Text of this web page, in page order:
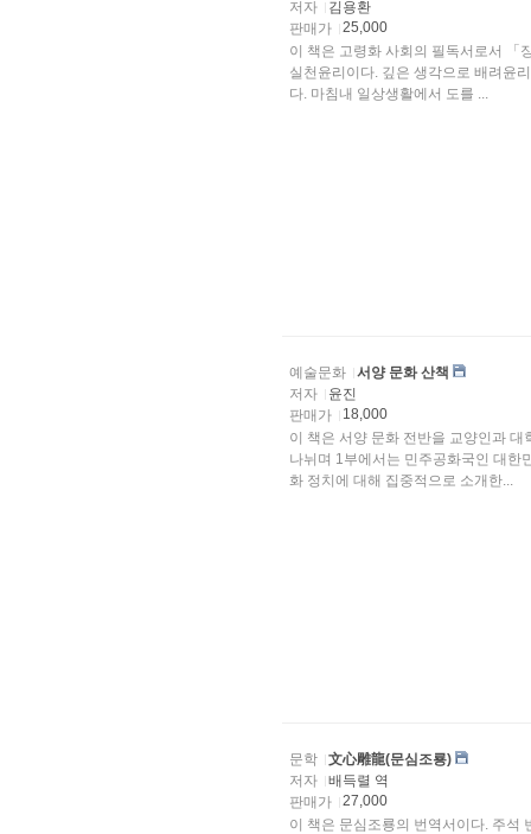
저자
김용환
판매가
25,000
이 책은 고령화 사회의 필독서로서 「
실천윤리이다. 깊은 생각으로 배려윤
다. 마침내 일상생활에서 도를 ...
예술문화
서양 문화 산책
저자
윤진
판매가
18,000
이 책은 서양 문화 전반을 교양인과
나뉘며 1부에서는 민주공화국인 대한
화 정치에 대해 집중적으로 소개한...
문학
文心雕龍(문심조룡)
저자
배득렬 역
판매가
27,000
이 책은 문심조룡의 번역서이다. 주석